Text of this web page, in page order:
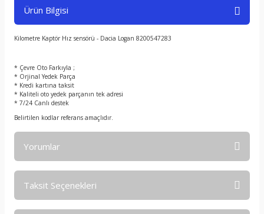
Ürün Bilgisi
Kilometre Kaptör Hız sensörü - Dacia Logan 8200547283
* Çevre Oto Farkıyla ;
* Orjinal Yedek Parça
* Kredi kartına taksit
* Kaliteli oto yedek parçanın tek adresi
* 7/24 Canlı destek
Belirtilen kodlar referans amaçlıdır.
Yorumlar
Taksit Seçenekleri